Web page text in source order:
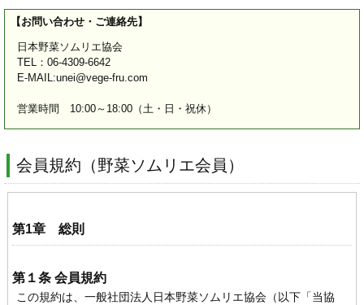
【お問い合わせ・ご連絡先】
日本野菜ソムリエ協会
TEL：06-4309-6642
E-MAIL:unei@vege-fru.com
営業時間 10:00～18:00（土・日・祝休）
会員規約（野菜ソムリエ会員）
第1章 総則
第１条 会員規約
この規約は、一般社団法人日本野菜ソムリエ協会（以下「当協